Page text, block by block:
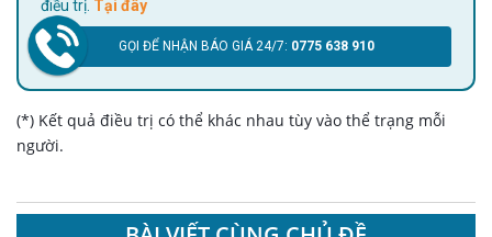
điều trị. Tại đây
GỌI ĐỂ NHẬN BÁO GIÁ 24/7: 0775 638 910
(*) Kết quả điều trị có thể khác nhau tùy vào thể trạng mỗi
người.